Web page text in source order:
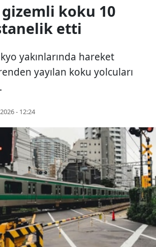
koku 10
etti
yakınlarında hareket
yayılan koku yolcuları
- 12:24